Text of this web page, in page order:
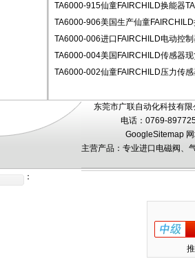
TA6000-915仙童FAIRCHILD换能器
TA6000-906美国生产仙童
TA6000-006进口FAIRCHILD电动控
TA6000-004美国FAIRCHILD传感器
TA6000-002仙童FAIRCHILD压力传
东莞市广联自动化科技有
电话：0769-
GoogleSitemap
主营产品：专业进口电磁阀、
：